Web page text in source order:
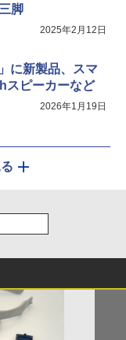
脚
2025年2月12日
に新製品、スマ
スピーカーなど
2026年1月19日